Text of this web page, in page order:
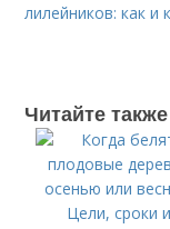
лилейников: как и
Читайте также